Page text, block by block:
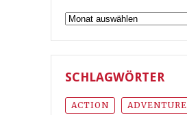
Archiv
SCHLAGWÖRTER
ACTION ADVENTURE